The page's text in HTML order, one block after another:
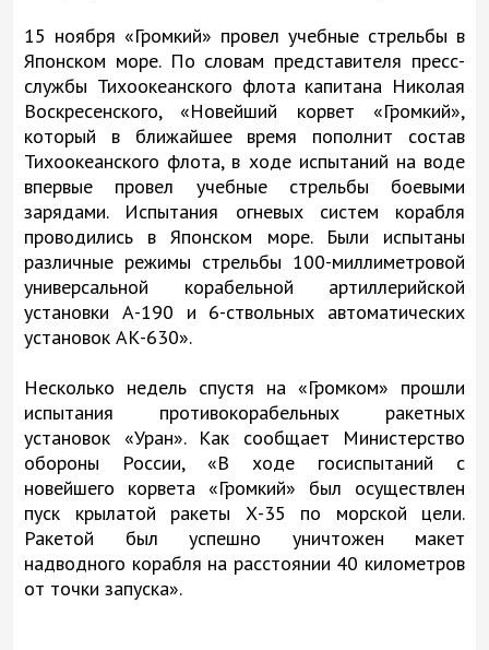
15 ноября «Громкий» провел учебные стрельбы в
Японском море. По словам представителя пресс-
службы Тихоокеанского флота капитана Николая
Воскресенского, «Новейший корвет «Громкий»,
который в ближайшее время пополнит состав
Тихоокеанского флота, в ходе испытаний на воде
впервые провел учебные стрельбы боевыми
зарядами. Испытания огневых систем корабля
проводились в Японском море. Были испытаны
различные режимы стрельбы 100-миллиметровой
универсальной корабельной артиллерийской
установки А-190 и 6-ствольных автоматических
установок АК-630».
Несколько недель спустя на «Громком» прошли
испытания противокорабельных ракетных
установок «Уран». Как сообщает Министерство
обороны России, «В ходе госиспытаний с
новейшего корвета «Громкий» был осуществлен
пуск крылатой ракеты Х-35 по морской цели.
Ракетой был успешно уничтожен макет
надводного корабля на расстоянии 40 километров
от точки запуска».